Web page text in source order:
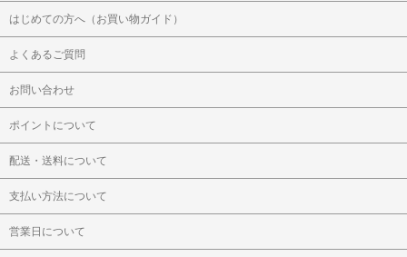
はじめての方へ（お買い物ガイド）
よくあるご質問
お問い合わせ
ポイントについて
配送・送料について
支払い方法について
営業日について